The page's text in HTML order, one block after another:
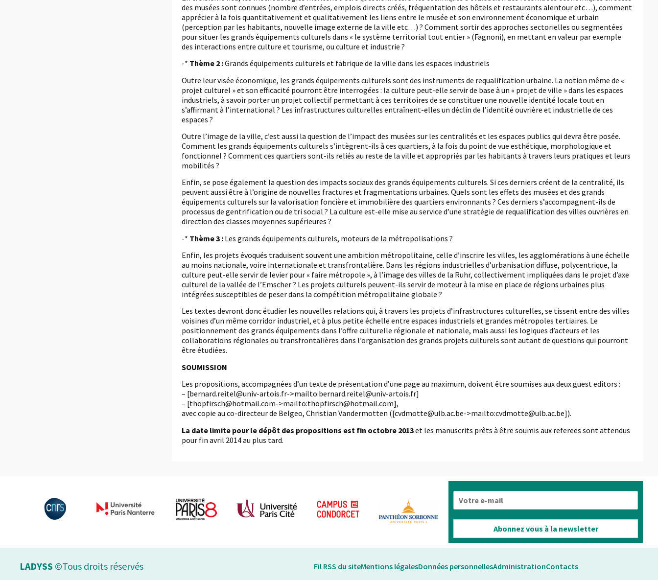
des musées sont connues (nombre d’entrées, emplois directs créés, fréquentation des hôtels et restaurants alentour etc…), comment
apprécier à la fois quantitativement et qualitativement les liens entre le musée et son environnement économique et urbain
(perception par les habitants, nouvelle image externe de la ville etc…) ? Comment sortir des approches sectorielles ou segmentées
pour situer les grands équipements culturels dans « le système territorial tout entier » (Fagnoni), en mettant en valeur par exemple
des interactions entre culture et tourisme, ou culture et industrie ?
-* Thème 2 :Grands équipements culturels et fabrique de la ville dans les espaces industriels
Outre leur visée économique, les grands équipements culturels sont des instruments de requalification urbaine. La notion même de «
projet culturel » et son efficacité pourront être interrogées : la culture peut-elle servir de base à un « projet de ville » dans les espaces
industriels, à savoir porter un projet collectif permettant à ces territoires de se constituer une nouvelle identité locale tout en
s’affirmant à l’international ? Les infrastructures culturelles entraînent-elles un déclin de l’identité ouvrière et industrielle de ces
espaces ?
Outre l’image de la ville, c’est aussi la question de l’impact des musées sur les centralités et les espaces publics qui devra être posée.
Comment les grands équipements culturels s’intègrent-ils à ces quartiers, à la fois du point de vue esthétique, morphologique et
fonctionnel ? Comment ces quartiers sont-ils reliés au reste de la ville et appropriés par les habitants à travers leurs pratiques et leurs
mobilités ?
Enfin, se pose également la question des impacts sociaux des grands équipements culturels. Si ces derniers créent de la centralité, ils
peuvent aussi être à l’origine de nouvelles fractures et fragmentations urbaines. Quels sont les effets des musées et des grands
équipements culturels sur la valorisation foncière et immobilière des quartiers environnants ? Ces derniers s’accompagnent-ils de
processus de gentrification ou de tri social ? La culture est-elle mise au service d’une stratégie de requalification des villes ouvrières en
direction des classes moyennes supérieures ?
-* Thème 3 : Les grands équipements culturels, moteurs de la métropolisations ?
Enfin, les projets évoqués traduisent souvent une ambition métropolitaine, celle d’inscrire les villes, les agglomérations à une échelle
au moins nationale, voire internationale et transfrontalière. Dans les régions industrielles d’urbanisation diffuse, polycentrique, la
culture peut-elle servir de levier pour « faire métropole », à l’image des villes de la Ruhr, collectivement impliquées dans le projet d’axe
culturel de la vallée de l’Emscher ? Les projets culturels peuvent-ils servir de moteur à la mise en place de régions urbaines plus
intégrées susceptibles de peser dans la compétition métropolitaine globale ?
Les textes devront donc étudier les nouvelles relations qui, à travers les projets d’infrastructures culturelles, se tissent entre des villes
voisines d’un même corridor industriel, et à plus petite échelle entre espaces industriels et grandes métropoles tertiaires. Le
positionnement des grands équipements dans l’offre culturelle régionale et nationale, mais aussi les logiques d’acteurs et les
collaborations régionales ou transfrontalières dans l’organisation des grands projets culturels sont autant de questions qui pourront
être étudiées.
SOUMISSION
Les propositions, accompagnées d’un texte de présentation d’une page au maximum, doivent être soumises aux deux guest editors :
– [bernard.reitel@univ-artois.fr->mailto:bernard.reitel@univ-artois.fr]
– [thopfirsch@hotmail.com->mailto:thopfirsch@hotmail.com],
avec copie au co-directeur de Belgeo, Christian Vandermotten ([cvdmotte@ulb.ac.be->mailto:cvdmotte@ulb.ac.be]).
La date limite pour le dépôt des propositions est fin octobre 2013et les manuscrits prêts à être soumis aux referees sont attendus
pour fin avril 2014 au plus tard.
l
Abonnez vous à la newsletter
LADYSS ©Tous droits réservés Fil RSS du siteMentions légalesDonnées personnellesAdministrationContacts